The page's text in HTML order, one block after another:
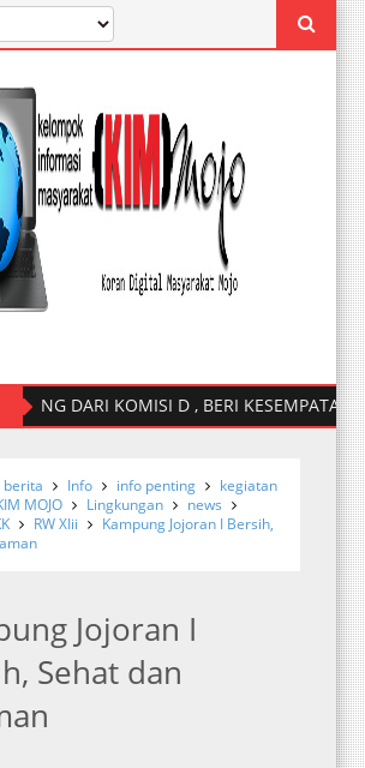
DARI KOMISI D , BERI KESEMPATAN
berita Info info penting
kegiatan
MOJO Lingkungan
news
RW XIii
Kampung Jojoran I Bersih,
Jojoran I
Sehat dan